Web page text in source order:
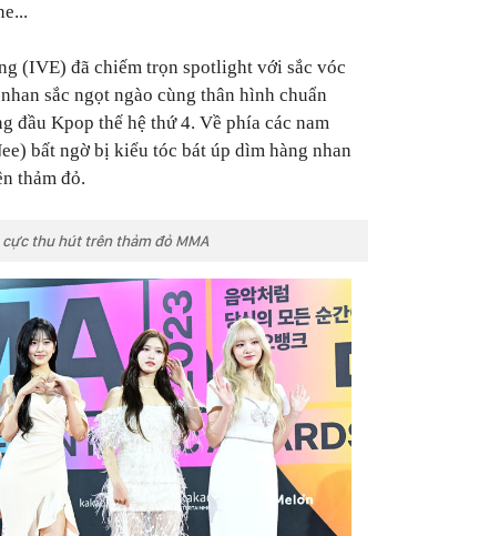
(IVE) đã chiếm trọn spotlight với sắc vóc
sắc ngọt ngào cùng thân hình chuẩn
đầu Kpop thế hệ thứ 4. Về phía các nam
bất ngờ bị kiểu tóc bát úp dìm hàng nhan
thảm đỏ.
thu hút trên thảm đỏ MMA